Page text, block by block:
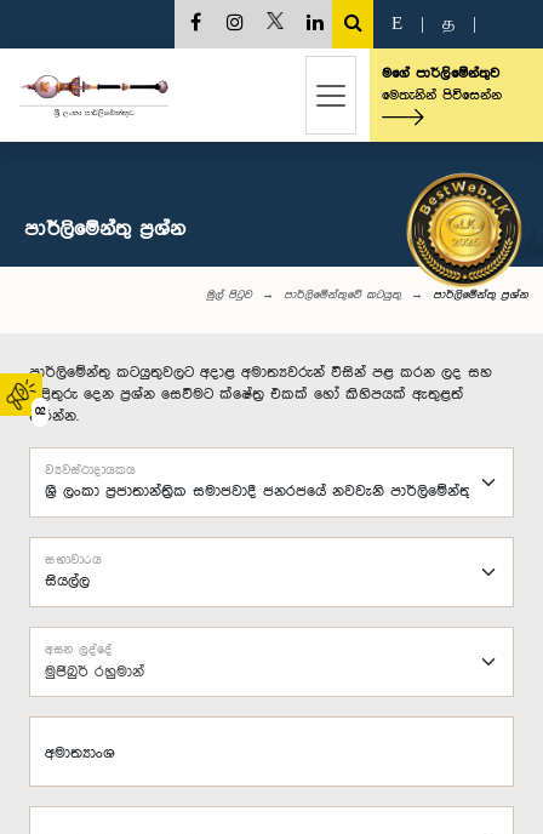
02
E த
මගේ පාර්ලිමේන්තුව
මෙතැනින් පිවිසෙන්න
පාර්ලි‌මේන්තු‌ ප්‍රශ්න
මුල් පිටුව පාර්ලිමේන්තුවේ කටයුතු පාර්ලි‌මේන්තු‌ ප්‍රශ්න
පාර්ලිමේන්තු කටයුතුවලට අදාළ අමාත්‍යවරුන් විසින් පළ කරන ලද සහ
පිළිතුරු දෙන ප්‍රශ්න සෙවීමට ක්ෂේත්‍ර එකක් හෝ කිහිපයක් ඇතුළත්
කරන්න.
ව්‍යවස්ථාදායකය
සභාවාරය
මුජිබුර් රහුමාන්
අසන ලද්දේ
අමාත්‍යාංශ